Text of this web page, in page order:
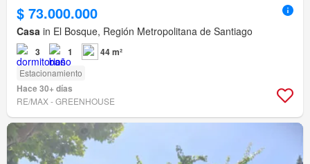
$ 73.000.000
Casa in El Bosque, Región Metropolitana de Santiago
3 1 44 m²
Estacionamiento
Hace 30+ días
RE/MAX - GREENHOUSE